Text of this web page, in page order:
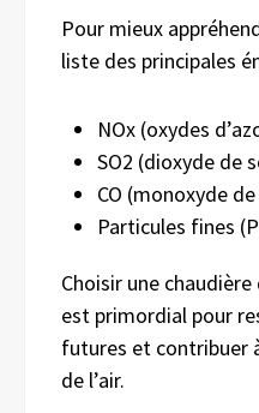
Pour mieux
liste des principales
NOx (oxydes
SO2 (dioxyde de
CO (monoxyde
Particules fines
Choisir une
est primordial pour
futures et contribuer
de l’air.